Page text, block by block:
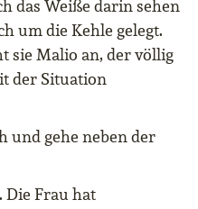
das Weiße darin sehen
um die Kehle gelegt.
sie Malio an, der völlig
der Situation
und gehe neben der
Die Frau hat